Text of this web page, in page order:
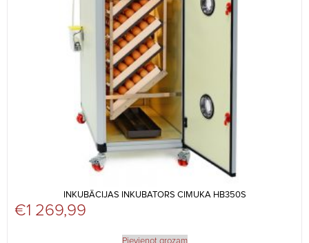
INKUBĀCIJAS INKUBATORS CIMUKA HB350S
€1 269,99